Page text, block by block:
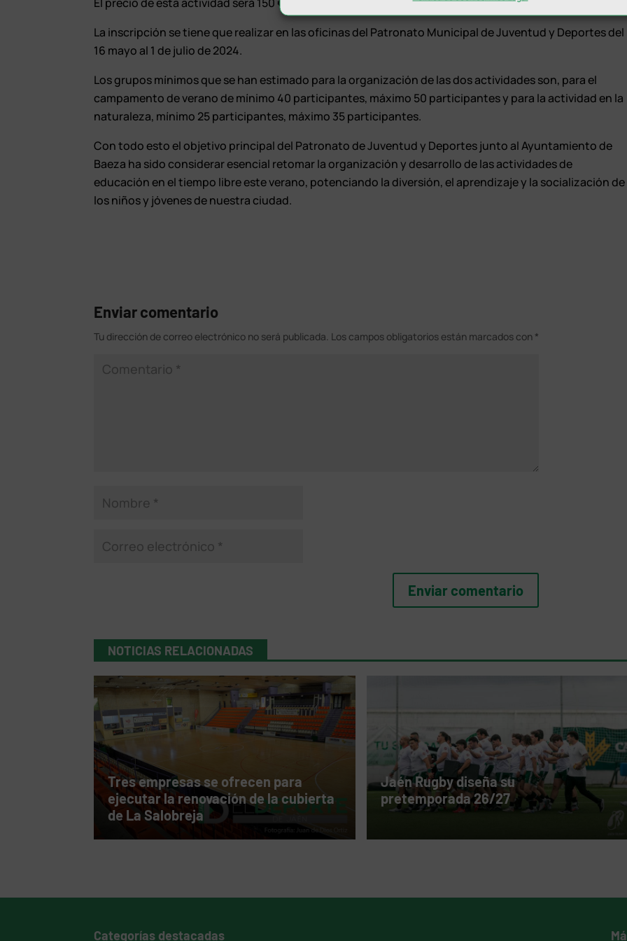
La inscripción se tiene que realizar en las oficinas del Patronato Municipal de Juventud y Deportes del
16 mayo al 1 de julio de 2024.
Los grupos mínimos que se han estimado para la organización de las dos actividades son, para el
campamento de verano de mínimo 40 participantes, máximo 50 participantes y para la actividad en la
naturaleza, mínimo 25 participantes, máximo 35 participantes.
Con todo esto el objetivo principal del Patronato de Juventud y Deportes junto al Ayuntamiento de
Baeza ha sido considerar esencial retomar la organización y desarrollo de las actividades de
educación en el tiempo libre este verano, potenciando la diversión, el aprendizaje y la socialización de
los niños y jóvenes de nuestra ciudad.
Enviar comentario
Tu dirección de correo electrónico no será publicada. Los campos obligatorios están marcados con *
NOTICIAS RELACIONADAS
Tres empresas se ofrecen para
ejecutar la renovación de la cubierta
de La Salobreja
Jaén Rugby diseña su
pretemporada 26/27
Categorías destacadas